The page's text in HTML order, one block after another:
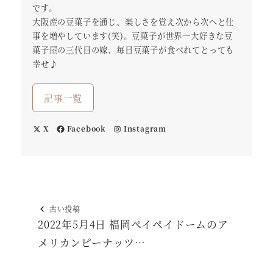
です。
大阪産の豆菓子を通じ、楽しさを覚え次から次へと仕
事を増やしています(笑)。豆菓子が世界一大好きな豆
菓子屋の三代目の嫁、毎日豆菓子が食べれてとっても
幸せ♪
記事一覧
X Facebook Instagram
古い投稿
2022年5月4日 福岡ペイペイドームのア
メリカンピーナッツ…